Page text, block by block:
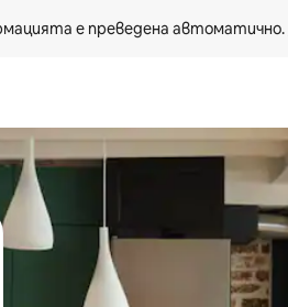
е преведена автоматично.